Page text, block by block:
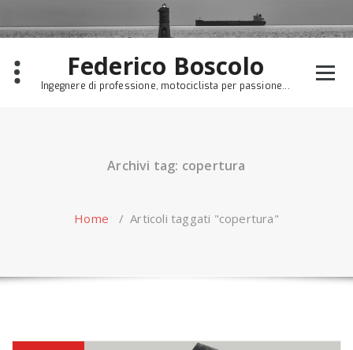
to
content
Federico Boscolo
Ingegnere di professione, motociclista per passione...
Archivi tag: copertura
Home /Articoli taggati "copertura"